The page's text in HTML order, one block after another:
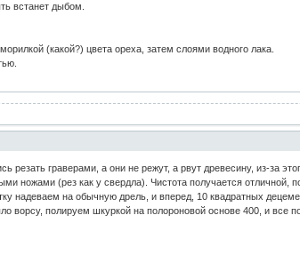
встанет дыбом.
(какой?) цвета ореха, затем слоями водного лака.
резать граверами, а они не режут, а рвут древесину, из-за
ножами (рез как у свердла). Чистота получается
надеваем на обычную дрель, и вперед, 10 квадратных
ворсу, полируем шкуркой на полороновой основе 400, и все